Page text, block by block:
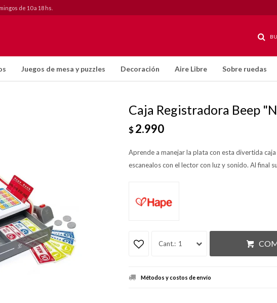
Juegos de mesa y puzzles Decoración Aire Libre Sobre ruedas
de 10 a 18 hs.
Caja Registradora Beep
$2.990
Aprende a manejar la plata con esta divertida
escanealos con el lector con luz y sonido. Al final
1
Métodos y costos de envío